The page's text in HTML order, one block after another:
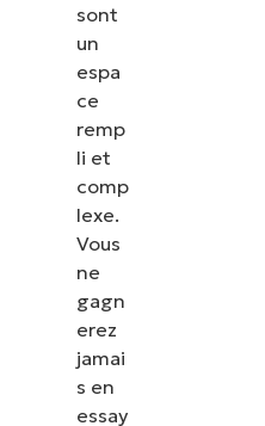
sont
un
espa
ce
remp
li et
comp
lexe.
Vous
ne
gagn
erez
jamai
s en
essay